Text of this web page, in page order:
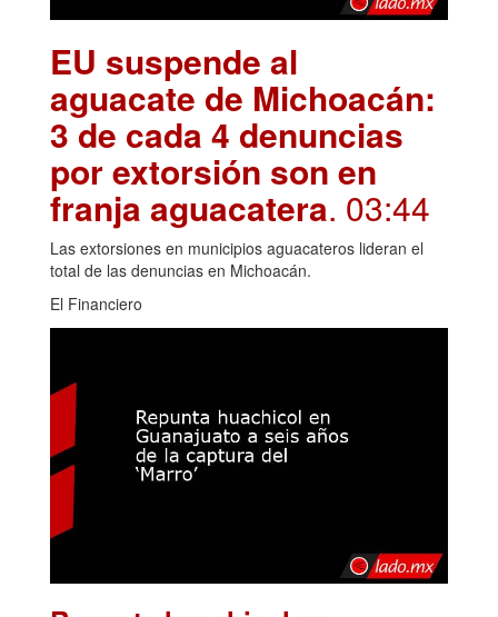
EU suspende al
aguacate de Michoacán:
3 de cada 4 denuncias
por extorsión son en
franja aguacatera. 03:44
Las extorsiones en municipios aguacateros lideran el
total de las denuncias en Michoacán.
El Financiero